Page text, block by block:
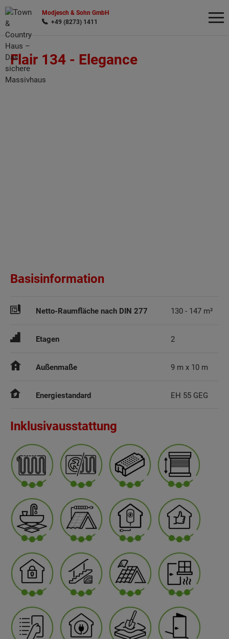
Modjesch & Sohn GmbH
+49 (8273) 1411
Flair 134 - Elegance
Basisinformation
Netto-Raumfläche nach DIN 277 130 - 147 m²
Etagen 2
Außenmaße 9 m x 10 m
Energiestandard EH 55 GEG
Inklusivausstattung
Wonach möchten Sie suchen?